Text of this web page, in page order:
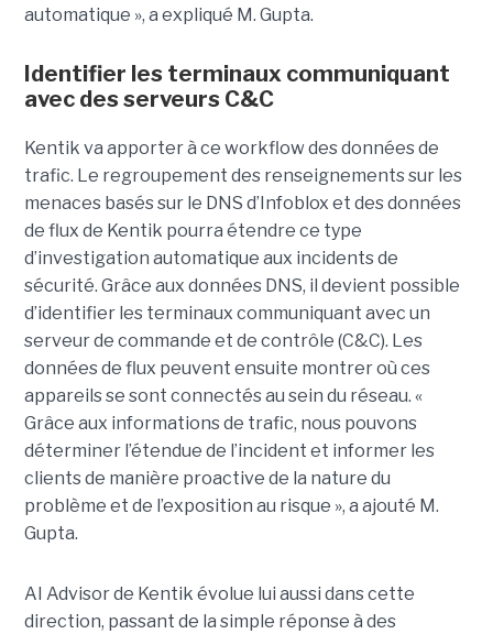
automatique », a expliqué M. Gupta.
Identifier les terminaux communiquant
avec des serveurs C&C
Kentik va apporter à ce workflow des données de
trafic. Le regroupement des renseignements sur les
menaces basés sur le DNS d’Infoblox et des données
de flux de Kentik pourra étendre ce type
d’investigation automatique aux incidents de
sécurité. Grâce aux données DNS, il devient possible
d’identifier les terminaux communiquant avec un
serveur de commande et de contrôle (C&C). Les
données de flux peuvent ensuite montrer où ces
appareils se sont connectés au sein du réseau. «
Grâce aux informations de trafic, nous pouvons
déterminer l’étendue de l’incident et informer les
clients de manière proactive de la nature du
problème et de l’exposition au risque », a ajouté M.
Gupta.
AI Advisor de Kentik évolue lui aussi dans cette
direction, passant de la simple réponse à des